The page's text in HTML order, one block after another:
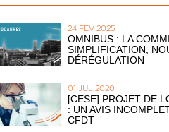
24 FÉV 2025
OMNIBUS : LA
SIMPLIFICATION,
DÉRÉGULATION
01 JUL 2020
[CESE] PROJET DE
: UN AVIS
CFDT